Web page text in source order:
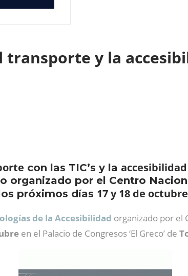
transporte y la
con las TIC’s y la accesibilidad
organizado por el Centro
próximos días 17 y 18 de
de la Accesibilidad organizado por el
en el Palacio de Congresos ‘El Greco’ de